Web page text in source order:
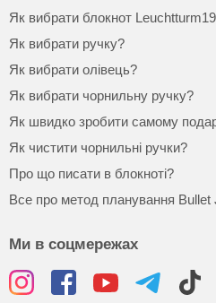
Як вибрати блокнот
Як вибрати ручку?
Як вибрати олівець?
Як вибрати чорнильну ручку?
Як швидко зробити самому
Як чистити чорнильні ручки?
Про що писати в блокноті?
Все про метод планування Bullet
Ми в соцмережах